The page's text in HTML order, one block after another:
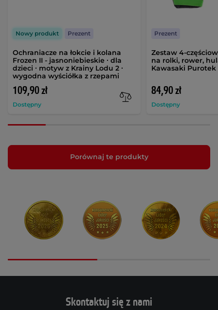
Ochraniacze na łokcie i kolana
Frozen II - jasnoniebieskie ∙ dla
dzieci ∙ motyw z Krainy Lodu 2 ∙
wygodna wyściółka z rzepami
109,90 zł
Dostępny
Nowy produkt Prezent
Zestaw 4-
na rolki, rower,
Kawasaki Purotek
84,90 zł
Dostępny
Prezent
Porównaj te produkty
Skontaktuj się z nami